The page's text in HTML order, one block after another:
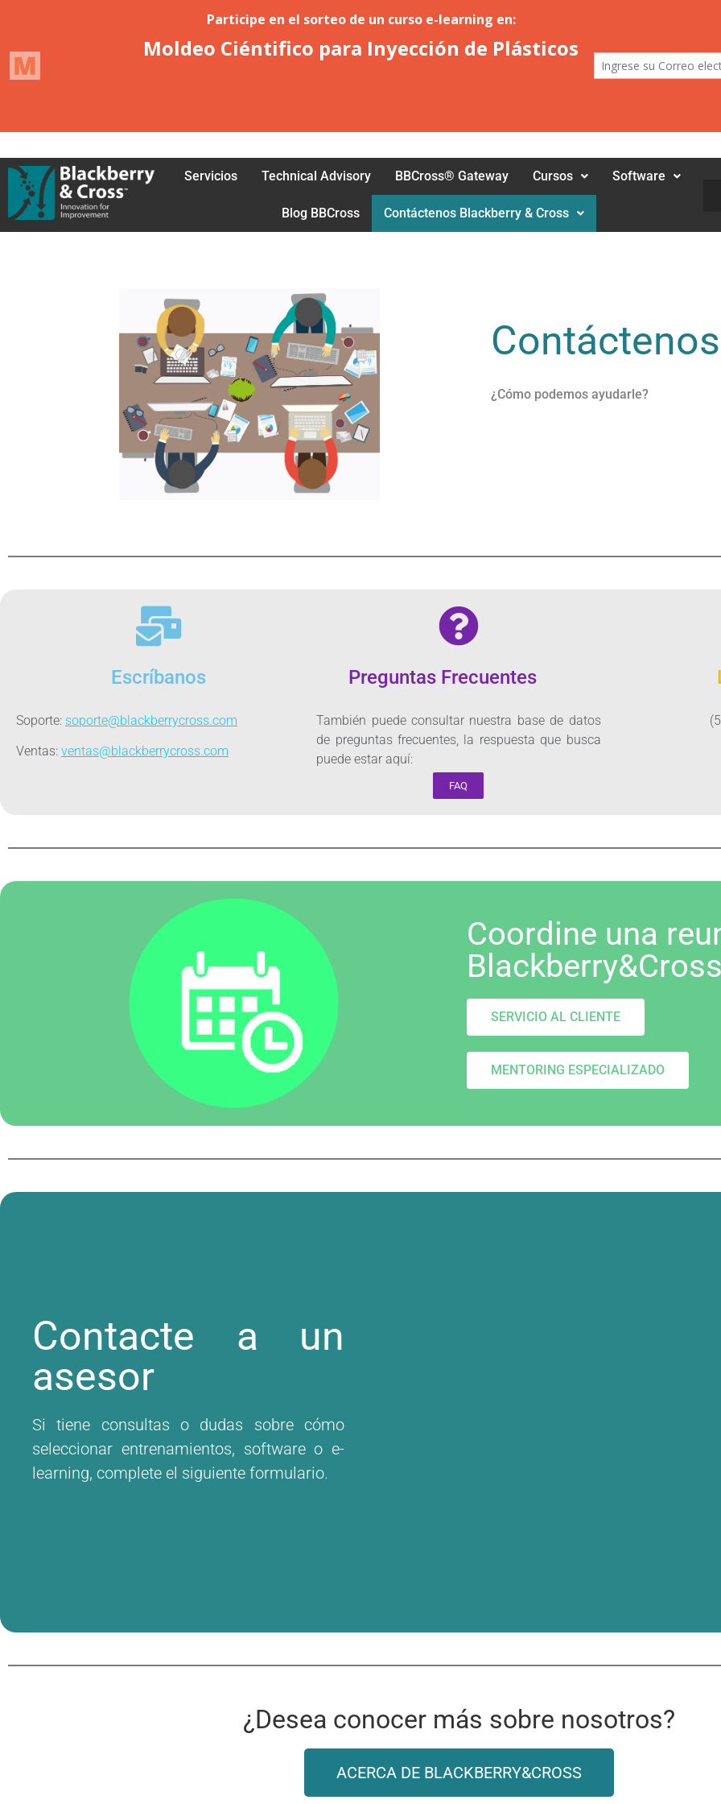
Servicios Technical Advisory BBCross® Gateway Cursos Software
Blog BBCross Contáctenos Blackberry & Cross
Contáctenos
¿Cómo podemos ayudarle?
Escríbanos
Soporte: soporte@blackberrycross.com
Ventas: ventas@blackberrycross.com
Preguntas Frecuentes
También puede consultar nuestra base de datos
de preguntas frecuentes, la respuesta que busca
puede estar aquí:
FAQ
Coordine una
Blackberry&Cross
SERVICIO AL CLIENTE
MENTORING ESPECIALIZADO
Contacte a un
asesor
Si tiene consultas o dudas sobre cómo
seleccionar entrenamientos, software o e-
learning, complete el siguiente formulario.
¿Desea conocer más sobre nosotros?
ACERCA DE BLACKBERRY&CROSS